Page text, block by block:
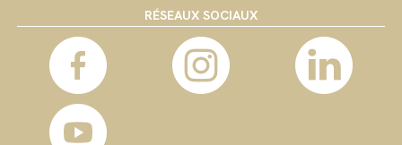
RÉSEAUX SOCIAUX